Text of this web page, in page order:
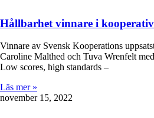
Hållbarhet vinnare i
Vinnare av Svensk Kooperations
Caroline Malthed och Tuva Wrenfelt
Low scores, high standards –
Läs mer »
november 15, 2022